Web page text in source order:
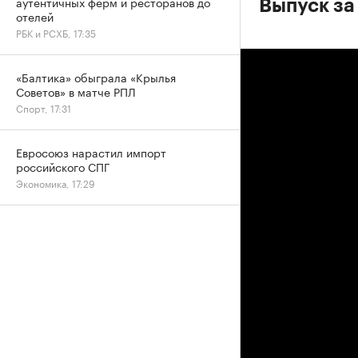
Выпуск
отелей
РБК и РСХБ, 17:35
«Балтика» обыграла «Крылья
Советов» в матче РПЛ
Спорт, 17:31
Евросоюз нарастил импорт
российского СПГ
Экономика, 17:29